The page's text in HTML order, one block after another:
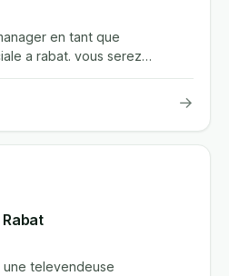
en tant que
a rabat. vous serez
→
une televendeuse